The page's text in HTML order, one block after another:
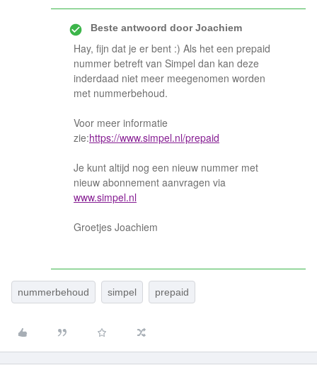
Beste antwoord doorJoachiem
Hay, fijn dat je er bent :) Als het een prepaid
nummer betreft van Simpel dan kan deze
inderdaad niet meer meegenomen worden
met nummerbehoud.
Voor meer informatie
zie:https://www.simpel.nl/prepaid
Je kunt altijd nog een nieuw nummer met
nieuw abonnement aanvragen via
www.simpel.nl
Groetjes Joachiem
nummerbehoud simpel prepaid